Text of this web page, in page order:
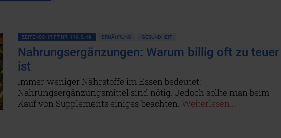
ZEITENSCHRIFT NR. 119, S.46 ERNÄHRUNG GESUNDHEIT
Nahrungsergänzungen: Warum billig oft zu teuer
ist
Immer weniger Nährstoffe im Essen bedeutet:
Nahrungsergänzungsmittel sind nötig. Jedoch sollte man beim
Kauf von Supplements einiges beachten. Weiterlesen...